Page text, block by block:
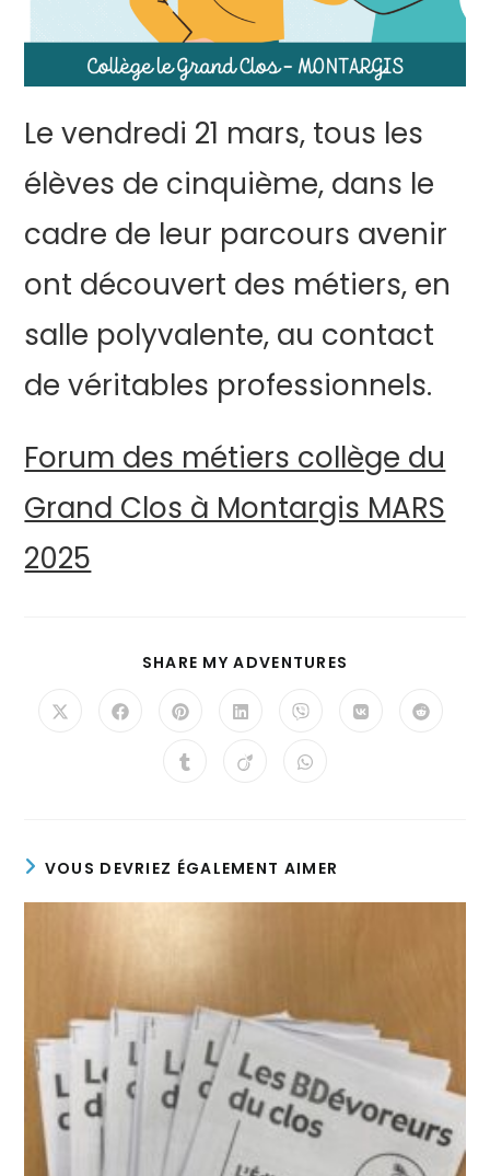
Le vendredi 21 mars, tous les
élèves de cinquième, dans le
cadre de leur parcours avenir
ont découvert des métiers, en
salle polyvalente, au contact
de véritables professionnels.
Forum des métiers collège du
Grand Clos à Montargis MARS
2025
SHARE MY ADVENTURES
VOUS DEVRIEZ ÉGALEMENT AIMER